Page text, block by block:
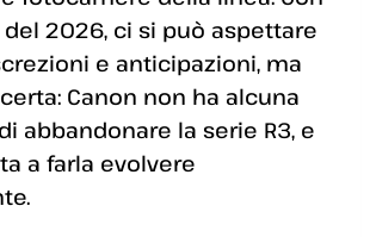
del 2026, ci si può aspettare
e anticipazioni, ma
Canon non ha alcuna
abbandonare la serie R3, e
a farla evolvere